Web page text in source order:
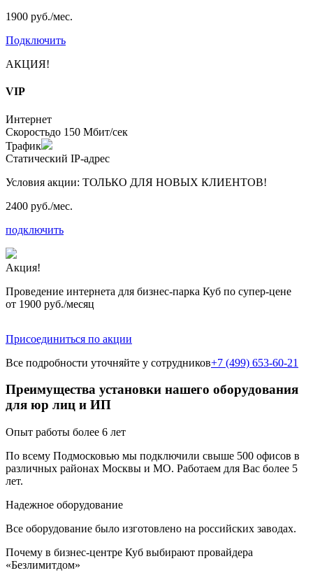
1900 руб./мес.
Подключить
АКЦИЯ!
VIP
Интернет
Скоростьдо 150 Мбит/сек
Трафик
Статический IP-адрес
Условия акции: ТОЛЬКО ДЛЯ НОВЫХ КЛИЕНТОВ!
2400 руб./мес.
подключить
Акция!
Проведение интернета для бизнес-парка Куб по супер-цене
от 1900 руб./месяц
Присоединиться по акции
Все подробности уточняйте у сотрудников+7 (499) 653-60-21
Преимущества установки нашего оборудования
для юр лиц и ИП
Опыт работы более 6 лет
По всему Подмосковью мы подключили свыше 500 офисов в
различных районах Москвы и МО. Работаем для Вас более 5
лет.
Надежное оборудование
Все оборудование было изготовлено на российских заводах.
Почему в бизнес-центре Куб выбирают провайдера
«Безлимитдом»